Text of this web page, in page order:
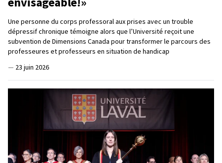
Une personne du corps professoral aux prises avec un trouble
dépressif chronique témoigne alors que l’Université reçoit une
subvention de Dimensions Canada pour transformer le parcours des
professeures et professeurs en situation de handicap
— 23 juin 2026